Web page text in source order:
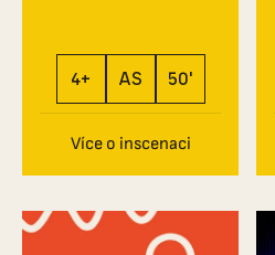
4+ AS 50'
Více o inscenaci